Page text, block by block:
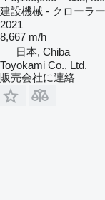
建設機械 - クローラ
2021
8,667 m/h
日本, Chiba
Toyokami Co., Ltd.
販売会社に連絡